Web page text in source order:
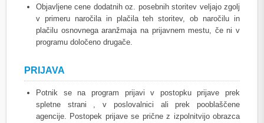
Objavljene cene dodatnih oz. posebnih storitev veljajo zgolj
v primeru naročila in plačila teh storitev, ob naročilu in
plačilu osnovnega aranžmaja na prijavnem mestu, če ni v
programu določeno drugače.
PRIJAVA
Potnik se na program prijavi v postopku prijave prek
spletne strani , v poslovalnici ali prek pooblaščene
agencije. Postopek prijave se prične z izpolnitvijo obrazca